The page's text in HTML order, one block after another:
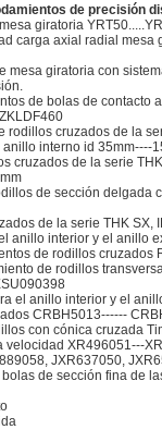
de precisión
giratoria
carga axial radial mesa
mesa giratoria con
de bolas de contacto
rodillos cruzados de la
interno id 35mm----
cruzados de la serie
de sección delgada
de la serie THK SX,
anillo interior y el anillo
de rodillos cruzados
de rodillos
el anillo interior y el
CRBH5013------
con cónica cruzada
XR496051---
JXR637050,
de sección fina de